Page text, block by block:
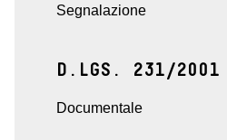
Segnalazione
D.LGS. 231/2001
Documentale